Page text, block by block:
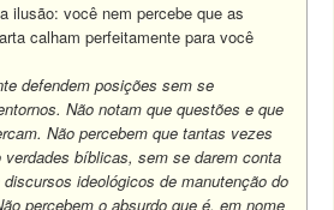
ilusão: você nem percebe que as
calham perfeitamente para você
defendem posições sem se
Não notam que questões e que
Não percebem que tantas vezes
bíblicas, sem se darem conta
ideológicos de manutenção do
percebem o absurdo que é, em nome